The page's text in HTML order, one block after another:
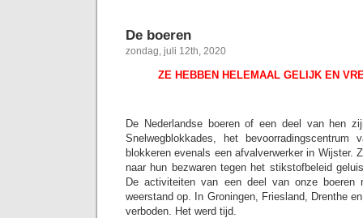
De boeren
zondag, juli 12th, 2020
ZE HEBBEN HELEMAAL GELIJK EN
De Nederlandse boeren of een deel van hen
Snelwegblokkades, het
blokkeren evenals een afvalverwerker in Wijster.
naar hun bezwaren tegen het stikstofbeleid
De activiteiten van een deel van onze boeren
weerstand op. In Groningen, Friesland, Drenthe
verboden. Het werd tijd.